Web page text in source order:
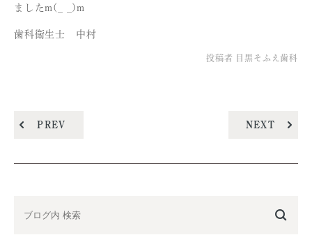
ましたm(_ _)m
歯科衛生士 中村
投稿者 目黒そふえ歯科
PREV NEXT